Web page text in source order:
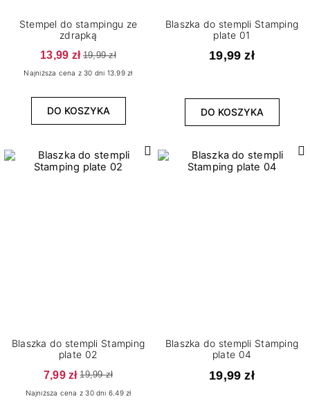
Stempel do stampingu ze
zdrapką
13,99 zł 19,99 zł
Najniższa cena z 30 dni 13.99 zł
DO KOSZYKA
Blaszka do stempli Stamping
plate 01
19,99 zł
DO KOSZYKA
Blaszka do stempli Stamping
plate 02
7,99 zł 19,99 zł
Najniższa cena z 30 dni 6.49 zł
Blaszka do stempli Stamping
plate 04
19,99 zł